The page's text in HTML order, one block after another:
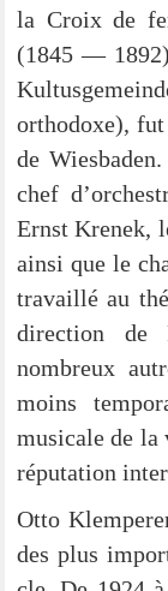
la Croix de
(1845 —
ortho­do­xe),
de
chef
Ernst Kre­nek,
ain­si que le
tra­vail­lé au
direc­tion de
nombreux
moins
musi­cale de la
répu­ta­ti­on
Otto
des plus